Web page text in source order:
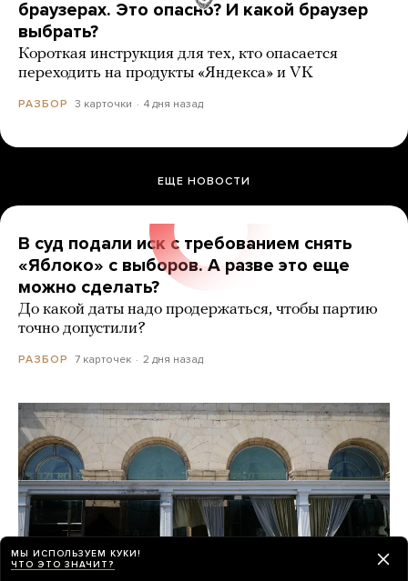
браузерах. Это опасно? И какой браузер
выбрать?
Короткая инструкция для тех, кто опасается
переходить на продукты «Яндекса» и VK
РАЗБОР 3 карточки 4 дня назад
ЕЩЕ НОВОСТИ
В суд подали иск с требованием снять
«Яблоко» с выборов. А разве это еще
можно сделать?
До какой даты надо продержаться, чтобы партию
точно допустили?
РАЗБОР 7 карточек 2 дня назад
МЫ ИСПОЛЬЗУЕМ КУКИ!
ЧТО ЭТО ЗНАЧИТ?